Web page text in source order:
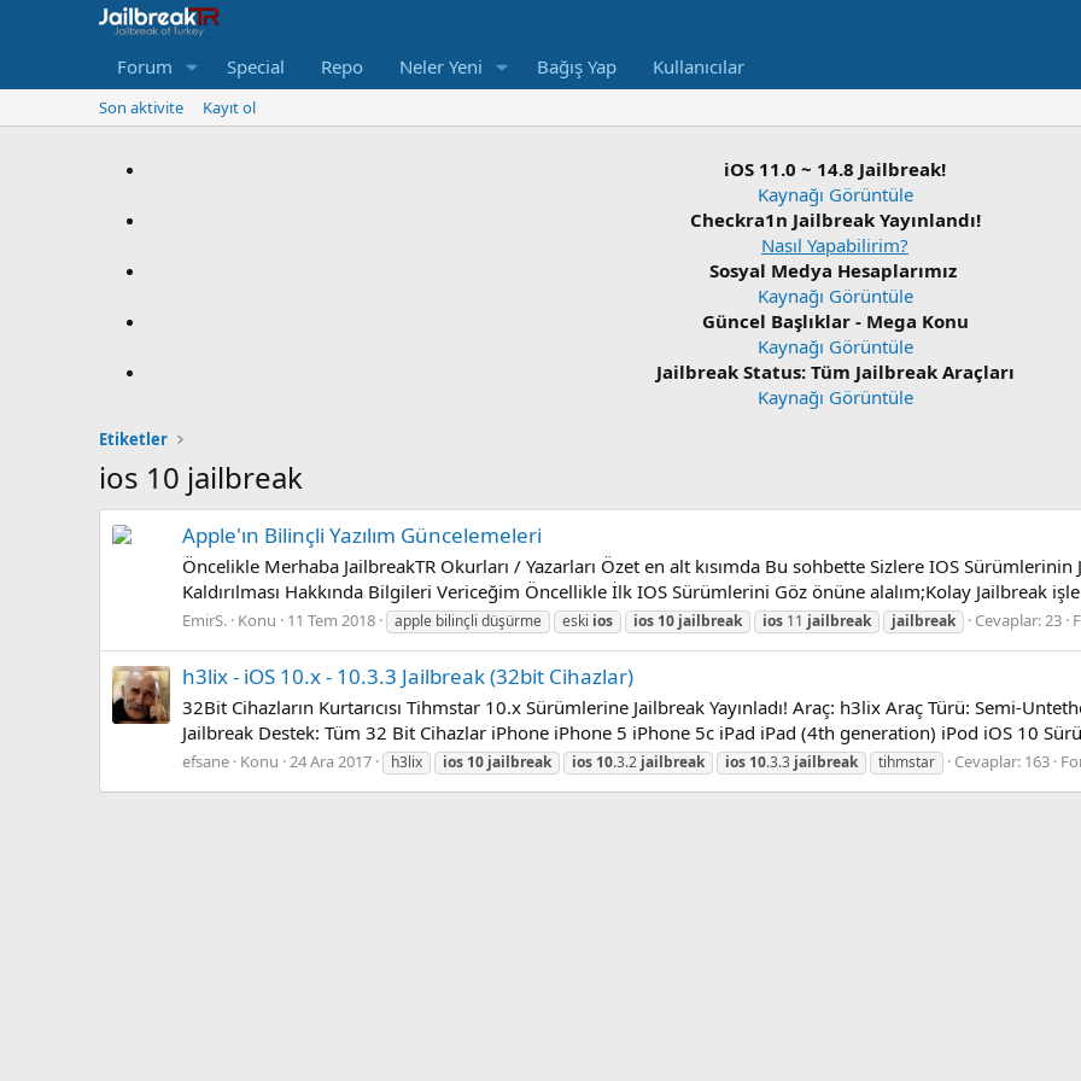
Forum Special Repo Neler Yeni Bağış Yap Kullanıcılar
Son aktivite Kayıt ol
iOS 11.0 ~ 14.8 Jailbreak!
Kaynağı Görüntüle
Checkra1n Jailbreak Yayınlandı!
Nasıl Yapabilirim?
Sosyal Medya Hesaplarımız
Kaynağı Görüntüle
Güncel Başlıklar - Mega Konu
Kaynağı Görüntüle
Jailbreak Status: Tüm Jailbreak Araçları
Kaynağı Görüntüle
Etiketler
ios 10 jailbreak
Apple'ın Bilinçli Yazılım Güncelemeleri
Öncelikle Merhaba JailbreakTR Okurları / Yazarları Özet en alt kısımda Bu sohbette Sizlere IOS Sürümlerinin
Kaldırılması Hakkında Bilgileri Vericeğim Öncellikle İlk IOS Sürümlerini Göz önüne alalım;Kolay Jailbreak
EmirS. Konu 11 Tem 2018 apple bilinçli düşürme eski ios ios 10 jailbreak ios 11 jailbreak jailbreak Cevaplar: 23
h3lix - iOS 10.x - 10.3.3 Jailbreak (32bit Cihazlar)
32Bit Cihazların Kurtarıcısı Tihmstar 10.x Sürümlerine Jailbreak Yayınladı! Araç: h3lix Araç Türü: Semi-
Jailbreak Destek: Tüm 32 Bit Cihazlar iPhone iPhone 5 iPhone 5c iPad iPad (4th generation) iPod iOS 10
efsane Konu 24 Ara 2017 h3lix ios 10 jailbreak ios 10.3.2 jailbreak ios 10.3.3 jailbreak tihmstar Cevaplar: 163